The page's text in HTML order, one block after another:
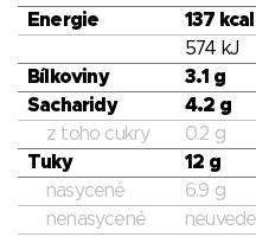
Energie 137 kcal
574 kJ
Bílkoviny
3.1 g
Sacharidy
4.2 g
z toho cukry
0.2 g
Tuky
12 g
nasycené
6.9 g
nenasycené